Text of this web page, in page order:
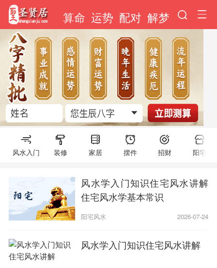
算命 运势 配对 解梦
风水入门 装修 家居 摆件 招财 阳宅
风水学入门知识住宅风水讲解
住宅风水学基本常识
阳宅风水 2026-07-24
风水学入门知识住宅风水讲解